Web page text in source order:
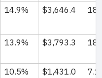
14.9% $3,646.4
13.9% $3,793.3
10.5% $1,431.0